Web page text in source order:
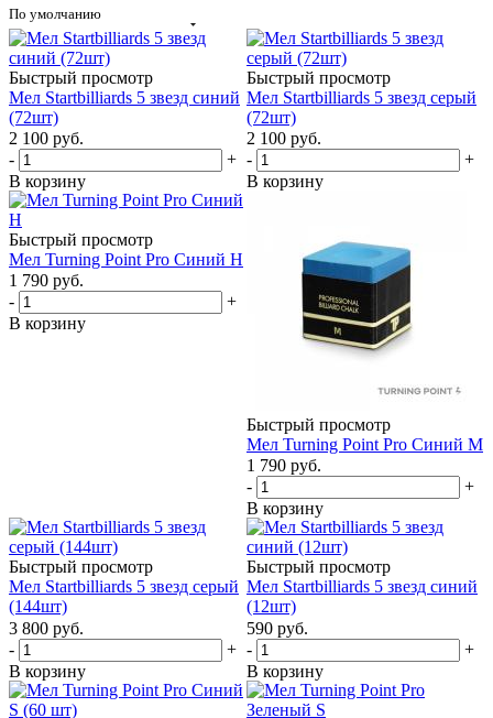
По умолчанию
Быстрый просмотр
Мел Startbilliards 5 звезд синий
(72шт)
2 100 руб.
-
+
В корзину
Быстрый просмотр
Мел Startbilliards 5 звезд серый
(72шт)
2 100 руб.
-
+
В корзину
Быстрый просмотр
Мел Turning Point Pro Синий H
1 790 руб.
-
+
В корзину
Быстрый просмотр
Мел Turning Point Pro Синий M
1 790 руб.
-
+
В корзину
Быстрый просмотр
Мел Startbilliards 5 звезд серый
(144шт)
3 800 руб.
-
+
В корзину
Быстрый просмотр
Мел Startbilliards 5 звезд синий
(12шт)
590 руб.
-
+
В корзину